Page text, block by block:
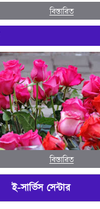
বিস্তারিত
বিস্তারিত
ই-সার্ভিস সেন্টার